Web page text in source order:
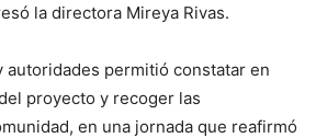
la directora Mireya Rivas.
autoridades permitió constatar en
proyecto y recoger las
en una jornada que reafirmó